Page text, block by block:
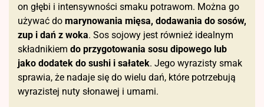
on głębi i intensywności smaku potrawom. Można go
używać do marynowania mięsa, dodawania do sosów,
zup i dań z woka. Sos sojowy jest również idealnym
składnikiem do przygotowania sosu dipowego lub
jako dodatek do sushi i sałatek. Jego wyrazisty smak
sprawia, że nadaje się do wielu dań, które potrzebują
wyrazistej nuty słonawej i umami.